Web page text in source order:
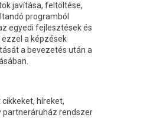
javítása, feltöltése,
programból
egyedi fejlesztések és
a képzések
a bevezetés után a
híreket,
partneráruház rendszer